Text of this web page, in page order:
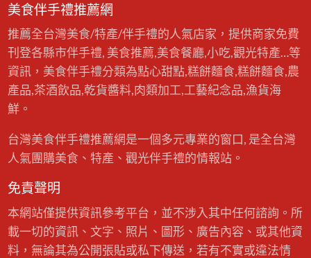
想嚐台灣美食| 運動 日本選手柳町達對台灣棒球新
秀印象深刻，並表示想品嚐台灣美食。這股「美
食外交」風潮，有助於提升台灣美食在國際上的
知名度，帶動觀光伴手禮商機。 新聞來源：中央
社 CNA 信義區必吃牛舌再+1、日本排隊…
要
2
2
5
/
1
2
/
1
5
-
5
/
1
2
/
美食伴手禮推薦網
推薦全台灣美食/特產/伴手禮的人氣店家，提供商家免費
刊登各縣市伴手禮, 美食推薦,美食餐廳,小吃,觀光特產…等
資訊，美食伴手禮分類為點心甜點,糕餅麵食,糕餅麵食,農
產品,茶酒飲品,乾貨醬料,肉類加工,工藝紀念品,漁貨海
鮮。
台灣美食伴手禮推薦網是一個多元專業的窗口, 是全台灣
人氣團購美食、特產、觀光伴手禮的情報站。
免責聲明
本網站僅提供資訊參考平台，並不涉入其中任何諮詢。所
載一切的資訊、文字、照片、圖形、廣告內容、或其他資
料，無論其為公開張貼或私下傳送，若有不實或違法情